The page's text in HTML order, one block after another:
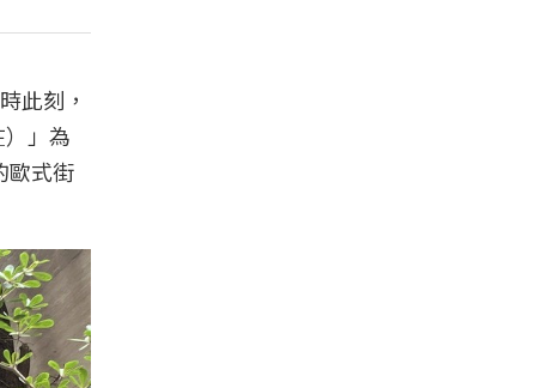
此刻，
」為
歐式街